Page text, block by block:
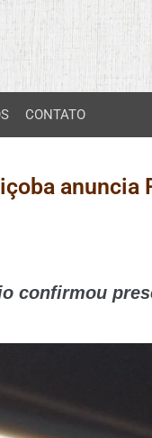
CONTATO
anuncia
confirmou